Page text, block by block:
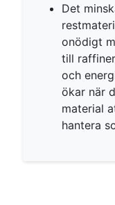
Det
onödigt
till
och
ökar när
material
hantera